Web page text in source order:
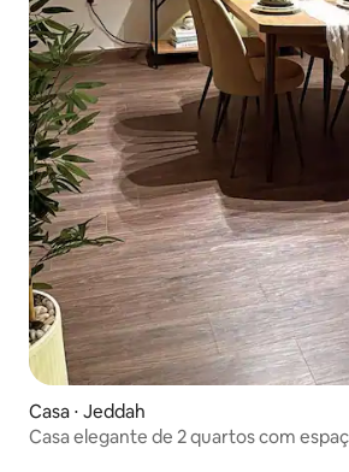
Casa ⋅ Jeddah
Casa elegante de 2 quartos com